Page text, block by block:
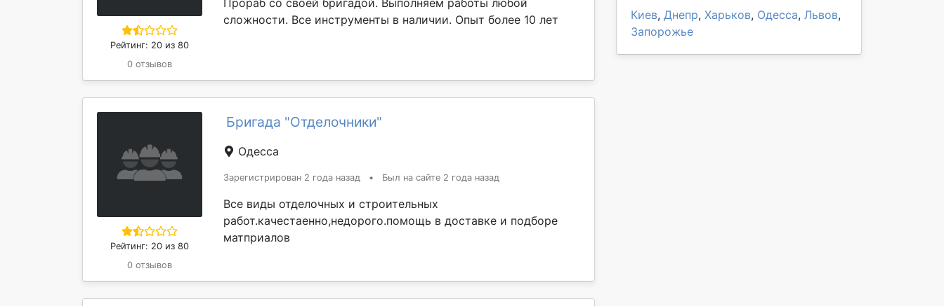
Рейтинг: 20 из 80
0 отзывов
Прораб со своей бригадой. Выполняем работы любой
сложности. Все инструменты в наличии. Опыт более 10 лет
Рейтинг: 20 из 80
0 отзывов
Бригада "Отделочники"
Одесса
Зарегистрирован 2 года назад • Был на сайте 2 года назад
Все виды отделочных и строительных
работ.качестаенно,недорого.помощь в доставке и подборе
матприалов
Киев, Днепр, Харьков, Одесса, Львов,
Запорожье